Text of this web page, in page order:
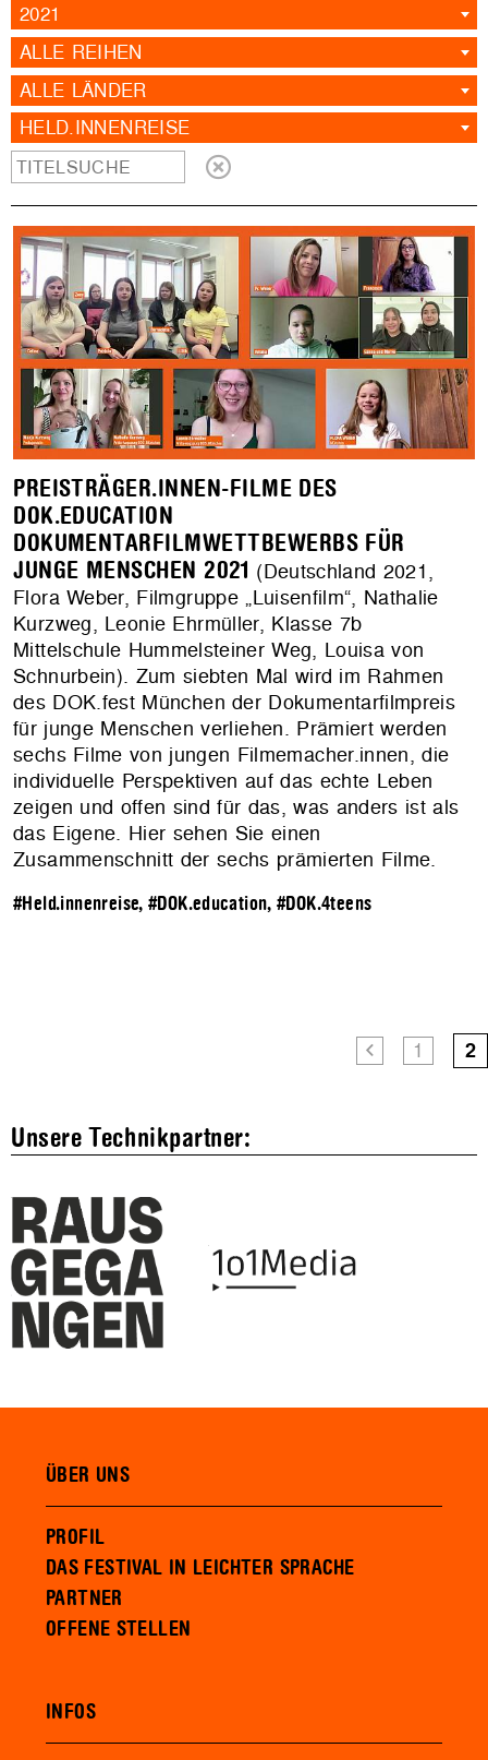
2021
ALLE REIHEN
ALLE LÄNDER
HELD.INNENREISE
PREISTRÄGER.INNEN-FILME DES
DOK.EDUCATION
DOKUMENTARFILMWETTBEWERBS FÜR
JUNGE MENSCHEN 2021 (Deutschland 2021,
Flora Weber, Filmgruppe „Luisenfilm“, Nathalie
Kurzweg, Leonie Ehrmüller, Klasse 7b
Mittelschule Hummelsteiner Weg, Louisa von
Schnurbein). Zum siebten Mal wird im Rahmen
des DOK.fest München der Dokumentarfilmpreis
für junge Menschen verliehen. Prämiert werden
sechs Filme von jungen Filmemacher.innen, die
individuelle Perspektiven auf das echte Leben
zeigen und offen sind für das, was anders ist als
das Eigene. Hier sehen Sie einen
Zusammenschnitt der sechs prämierten Filme.
#Held.innenreise, #DOK.education,#DOK.4teens
1 2
Unsere Technikpartner:
ÜBER UNS
PROFIL
DAS FESTIVAL IN LEICHTER SPRACHE
PARTNER
OFFENE STELLEN
INFOS